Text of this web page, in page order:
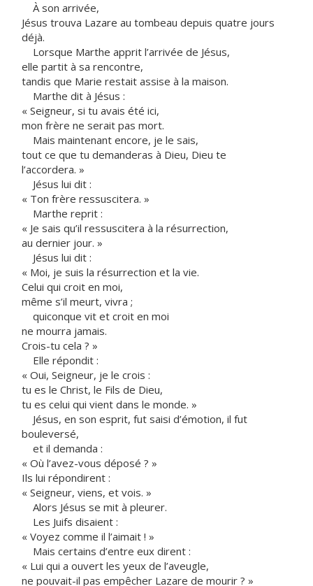
À son arrivée,
Jésus trouva Lazare au tombeau depuis quatre jours
déjà.
Lorsque Marthe apprit l’arrivée de Jésus,
elle partit à sa rencontre,
tandis que Marie restait assise à la maison.
Marthe dit à Jésus :
« Seigneur, si tu avais été ici,
mon frère ne serait pas mort.
Mais maintenant encore, je le sais,
tout ce que tu demanderas à Dieu, Dieu te
l’accordera. »
Jésus lui dit :
« Ton frère ressuscitera. »
Marthe reprit :
« Je sais qu’il ressuscitera à la résurrection,
au dernier jour. »
Jésus lui dit :
« Moi, je suis la résurrection et la vie.
Celui qui croit en moi,
même s’il meurt, vivra ;
quiconque vit et croit en moi
ne mourra jamais.
Crois-tu cela ? »
Elle répondit :
« Oui, Seigneur, je le crois :
tu es le Christ, le Fils de Dieu,
tu es celui qui vient dans le monde. »
Jésus, en son esprit, fut saisi d’émotion, il fut
bouleversé,
et il demanda :
« Où l’avez-vous déposé ? »
Ils lui répondirent :
« Seigneur, viens, et vois. »
Alors Jésus se mit à pleurer.
Les Juifs disaient :
« Voyez comme il l’aimait ! »
Mais certains d’entre eux dirent :
« Lui qui a ouvert les yeux de l’aveugle,
ne pouvait-il pas empêcher Lazare de mourir ? »